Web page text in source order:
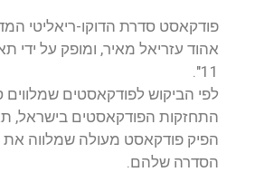
פודקאסט סדרת הדוקו-ריאליטי
אהוד עזריאל מאיר, ומופק על ידי
11".
לפי הביקוש לפודקאסטים שמלווים
התחזקות הפודקאסטים בישראל,
הפיק פודקאסט מעולה שמלווה
הסדרה שלהם.